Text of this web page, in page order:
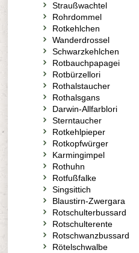
Straußwachtel
Rohrdommel
Rotkehlchen
Wanderdrossel
Schwarzkehlchen
Rotbauchpapagei
Rotbürzellori
Rothalstaucher
Rothalsgans
Darwin-Allfarblori
Sterntaucher
Rotkehlpieper
Rotkopfwürger
Karmingimpel
Rothuhn
Rotfußfalke
Singsittich
Blaustirn-Zwergara
Rotschulterbussard
Rotschulterente
Rotschwanzbussard
Rötelschwalbe